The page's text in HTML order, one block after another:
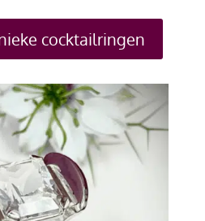
cocktailringen